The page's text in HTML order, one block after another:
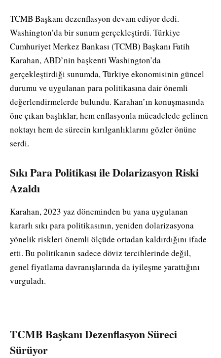
TCMB Başkanı dezenflasyon devam ediyor dedi.
Washington’da bir sunum gerçekleştirdi. Türkiye
Cumhuriyet Merkez Bankası (TCMB) Başkanı Fatih
Karahan, ABD’nin başkenti Washington’da
gerçekleştirdiği sunumda, Türkiye ekonomisinin güncel
durumu ve uygulanan para politikasına dair önemli
değerlendirmelerde bulundu. Karahan’ın konuşmasında
öne çıkan başlıklar, hem enflasyonla mücadelede gelinen
noktayı hem de sürecin kırılganlıklarını gözler önüne
serdi.
Sıkı Para Politikası ile Dolarizasyon Riski
Azaldı
Karahan, 2023 yaz döneminden bu yana uygulanan
kararlı sıkı para politikasının, yeniden dolarizasyona
yönelik riskleri önemli ölçüde ortadan kaldırdığını ifade
etti. Bu politikanın sadece döviz tercihlerinde değil,
genel fiyatlama davranışlarında da iyileşme yarattığını
vurguladı.
TCMB Başkanı Dezenflasyon Süreci
Sürüyor